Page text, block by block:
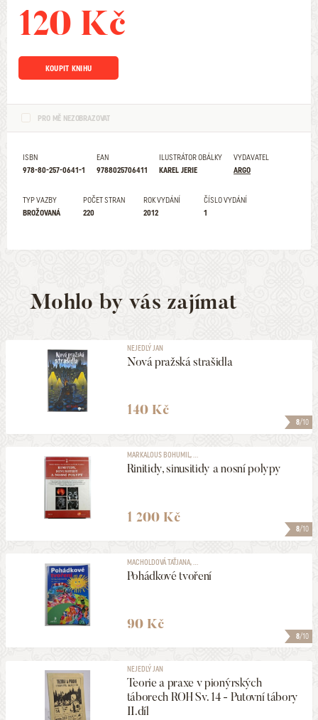
120 Kč
KOUPIT KNIHU
PRO MĚ NEZOBRAZOVAT
ISBN
978-80-257-0641-1
EAN
9788025706411
ILUSTRÁTOR OBÁLKY
KAREL JERIE
VYDAVATEL
ARGO
TYP VAZBY
BROŽOVANÁ
POČET STRAN
220
ROK VYDÁNÍ
2012
ČÍSLO VYDÁNÍ
1
Mohlo by vás zajímat
8/10
NEJEDLÝ JAN
Nová pražská strašidla
140 Kč
8/10
MARKALOUS BOHUMIL, ...
Rinitidy, sinusitidy a nosní polypy
1 200 Kč
8/10
MACHOLDOVÁ TAŤJANA, ...
Pohádkové tvoření
90 Kč
NEJEDLÝ JAN
Teorie a praxe v pionýrských
táborech ROH Sv. 14 - Putovní tábory
II.díl